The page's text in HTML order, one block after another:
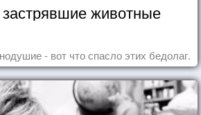
животные
- вот что спасло этих бедолаг.